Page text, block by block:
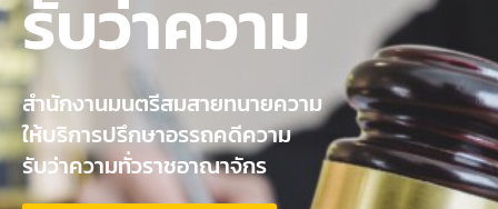
รับว่าความ
สำนักงานมนตรีสมสายทนายความ
ให้บริการปรึกษาอรรถคดีความ
รับว่าความทั่วราชอาณาจักร